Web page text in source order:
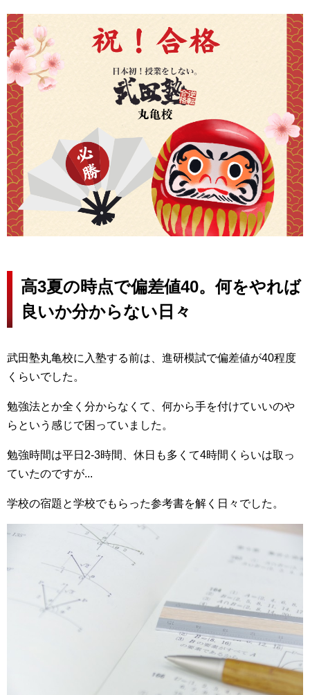
高3夏の時点で偏差値40。何をやれば
良いか分からない日々
武田塾丸亀校に入塾する前は、進研模試で偏差値が40程度
くらいでした。
勉強法とか全く分からなくて、何から手を付けていいのや
らという感じで困っていました。
勉強時間は平日2-3時間、休日も多くて4時間くらいは取っ
ていたのですが...
学校の宿題と学校でもらった参考書を解く日々でした。